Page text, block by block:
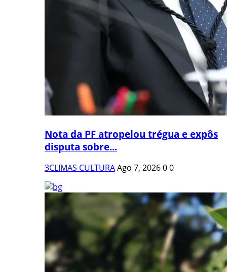
Nota da PF atropelou trégua e expôs
disputa sobre...
3CLIMAS CULTURAAgo 7, 202600